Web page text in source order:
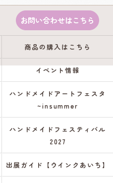
お問い合わせはこちら
商品の購入はこちら
イベント情報
ハンドメイドアートフェスタ
~insummer
ハンドメイドフェスティバル
2027
出展ガイド【ウインクあいち】